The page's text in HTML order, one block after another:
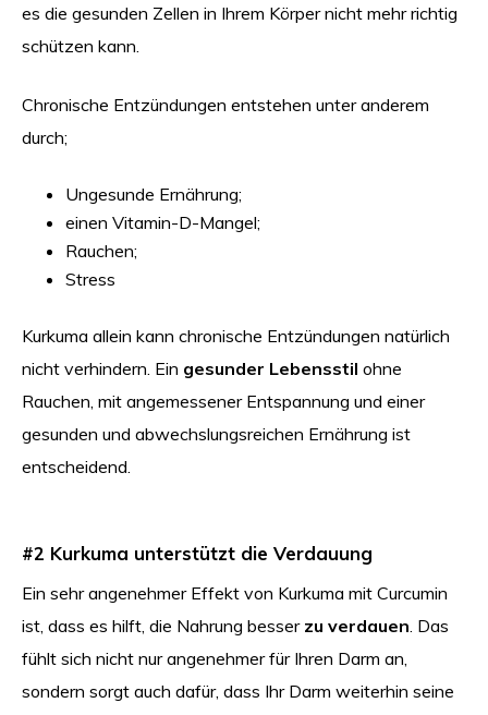
es die gesunden Zellen in Ihrem Körper nicht mehr richtig
schützen kann.
Chronische Entzündungen entstehen unter anderem
durch;
Ungesunde Ernährung;
einen Vitamin-D-Mangel;
Rauchen;
Stress
Kurkuma allein kann chronische Entzündungen natürlich
nicht verhindern. Ein gesunder Lebensstil ohne
Rauchen, mit angemessener Entspannung und einer
gesunden und abwechslungsreichen Ernährung ist
entscheidend.
#2 Kurkuma unterstützt die Verdauung
Ein sehr angenehmer Effekt von Kurkuma mit Curcumin
ist, dass es hilft, die Nahrung besser zu verdauen . Das
fühlt sich nicht nur angenehmer für Ihren Darm an,
sondern sorgt auch dafür, dass Ihr Darm weiterhin seine